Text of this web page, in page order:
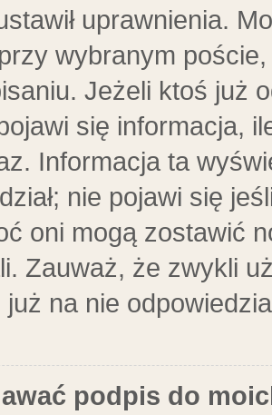
uprawnienia.
przy wybranym
Jeżeli ktoś już
się informacja,
Informacja ta
nie pojawi się
oni mogą zostawić
Zauważ, że zwykli
na nie
podpis do